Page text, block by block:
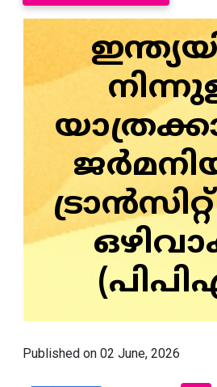
Published on 02 June, 2026